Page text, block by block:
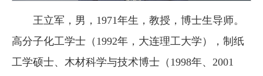
王立军，男，1971年生，教授，博士生导师。
高分子化工学士（1992年，大连理工大学），制纸
工学硕士、木材科学与技术博士（1998年、2001